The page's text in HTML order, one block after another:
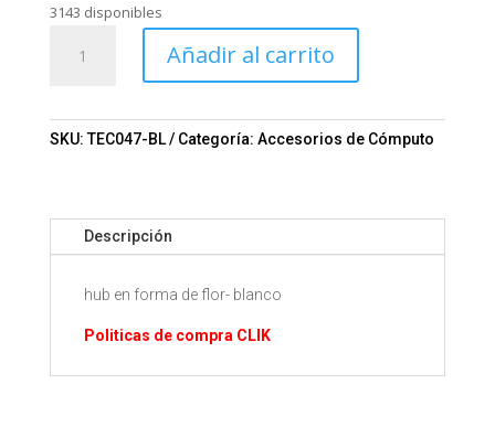
3143 disponibles
TEC047
Añadir al carrito
SKU:TEC047-BL Categoría: Accesorios de Cómputo
Descripción
hub en forma de flor- blanco
Politicas de compra CLIK